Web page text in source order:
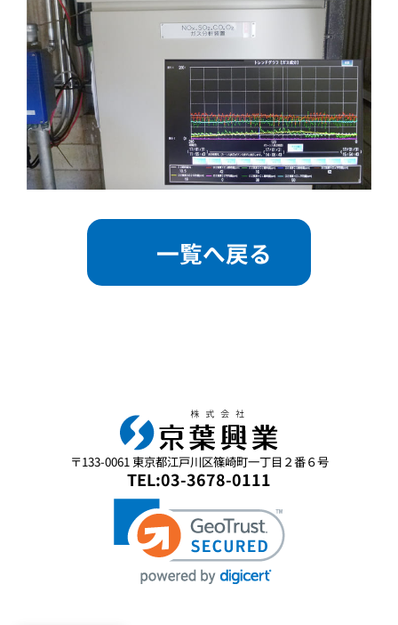
一覧へ戻る
〒133-0061 東京都江戸川区篠崎町一丁目２番６号
TEL:03-3678-0111